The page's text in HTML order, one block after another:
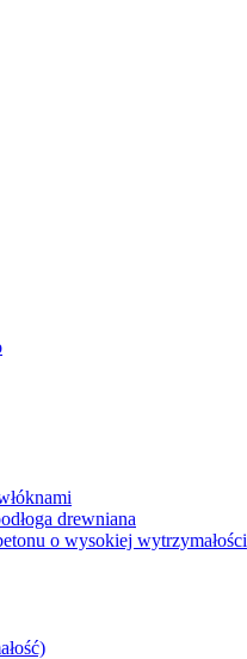
drewniana
o wysokiej wytrzymałości